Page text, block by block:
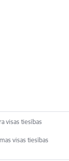
visas tiesības
visas tiesības